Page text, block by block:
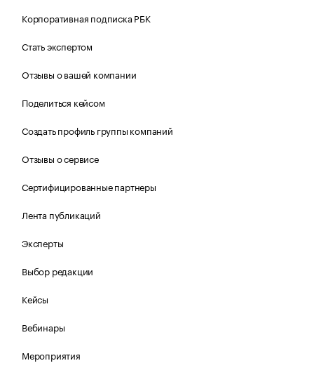
Корпоративная подписка РБК
Стать экспертом
Отзывы о вашей компании
Поделиться кейсом
Создать профиль группы компаний
Отзывы о сервисе
Сертифицированные партнеры
Лента публикаций
Эксперты
Выбор редакции
Кейсы
Вебинары
Мероприятия